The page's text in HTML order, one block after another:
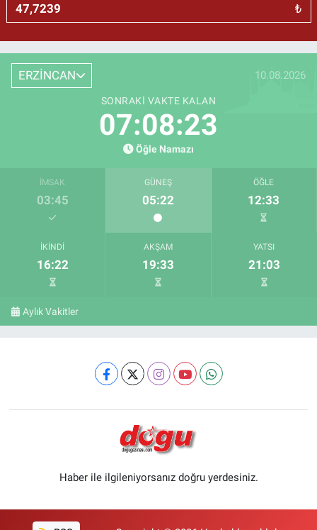
₺
ERZİNCAN 10.08.2026
SONRAKI VAKTE KALAN
07:08:22
Öğle Namazı
İMSAK
03:45
GÜNEŞ
05:22
ÖĞLE
12:33
İKINDI
16:22
AKŞAM
19:33
YATSI
21:03
Aylık Vakitler
Haber ile ilgileniyorsanız doğru yerdesiniz.